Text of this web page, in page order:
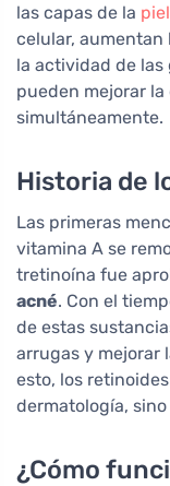
las capas de la piel
celular, aumentan
la actividad de las
pueden mejorar
simultáneamente.
Historia de
Las primeras
vitamina A se
tretinoína fue
acné. Con el
de estas
arrugas y mejorar
esto, los
dermatología,
¿Cómo